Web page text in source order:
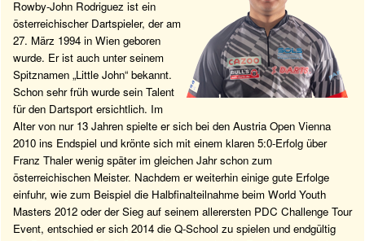
Rowby-John Rodriguez ist ein
österreichischer Dartspieler, der am
27. März 1994 in Wien geboren
wurde. Er ist auch unter seinem
Spitznamen „Little John“ bekannt.
Schon sehr früh wurde sein Talent
für den Dartsport ersichtlich. Im
Alter von nur 13 Jahren spielte er sich bei den Austria Open Vienna
2010 ins Endspiel und krönte sich mit einem klaren 5:0-Erfolg über
Franz Thaler wenig später im gleichen Jahr schon zum
österreichischen Meister. Nachdem er weiterhin einige gute Erfolge
einfuhr, wie zum Beispiel die Halbfinalteilnahme beim World Youth
Masters 2012 oder der Sieg auf seinem allerersten PDC Challenge Tour
Event, entschied er sich 2014 die Q-School zu spielen und endgültig